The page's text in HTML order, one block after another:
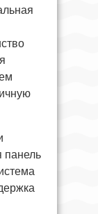
панель